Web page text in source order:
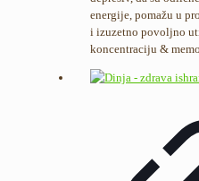
energije, pomažu u
i izuzetno povoljno
koncentraciju &